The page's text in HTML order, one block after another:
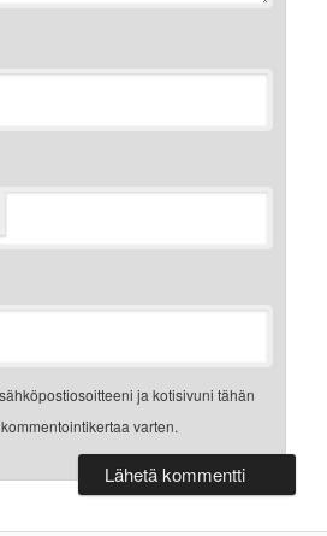
ja kotisivuni tähän
varten.